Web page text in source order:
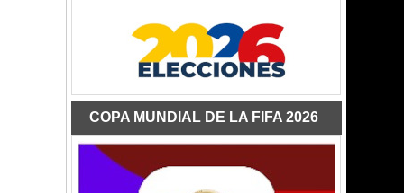
COPA MUNDIAL DE LA FIFA 2026